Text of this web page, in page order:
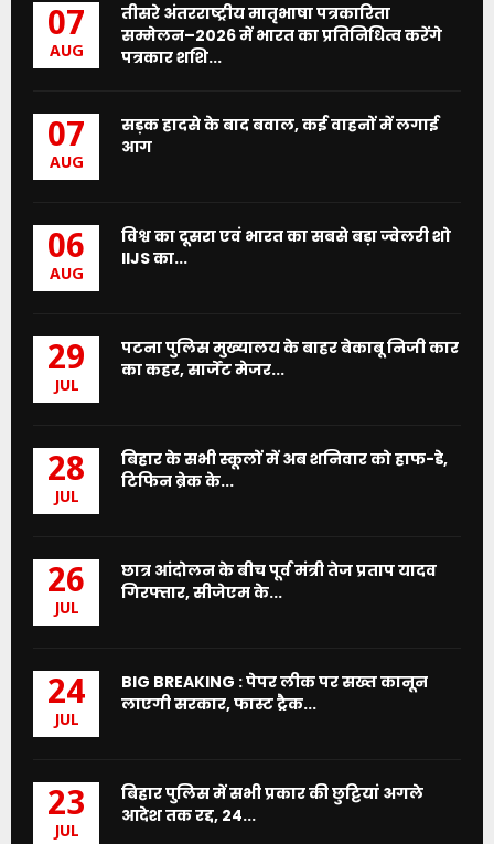
07
AUG
तीसरे अंतरराष्ट्रीय मातृभाषा पत्रकारिता
सम्मेलन–2026 में भारत का प्रतिनिधित्व करेंगे
पत्रकार शशि...
07
AUG
सड़क हादसे के बाद बवाल, कई वाहनों में लगाई
आग
06
AUG
विश्व का दूसरा एवं भारत का सबसे बड़ा ज्वेलरी शो
IIJS का...
29
JUL
पटना पुलिस मुख्यालय के बाहर बेकाबू निजी कार
का कहर, सार्जेंट मेजर...
28
JUL
बिहार के सभी स्कूलों में अब शनिवार को हाफ-डे,
टिफिन ब्रेक के...
26
JUL
छात्र आंदोलन के बीच पूर्व मंत्री तेज प्रताप यादव
गिरफ्तार, सीजेएम के...
24
JUL
BIG BREAKING : पेपर लीक पर सख्त कानून
लाएगी सरकार, फास्ट ट्रैक...
23
JUL
बिहार पुलिस में सभी प्रकार की छुट्टियां अगले
आदेश तक रद्द, 24...